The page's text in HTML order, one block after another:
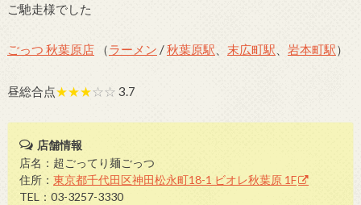
ご馳走様でした
ごっつ 秋葉原店（ラーメン /秋葉原駅 末広町駅 岩本町駅）
昼総合点★★★☆☆ 3.7
店舗情報
店名：超ごってり麺ごっつ
住所：東京都千代田区神田松永町18-1 ビオレ秋葉原 1F
TEL：03-3257-3330